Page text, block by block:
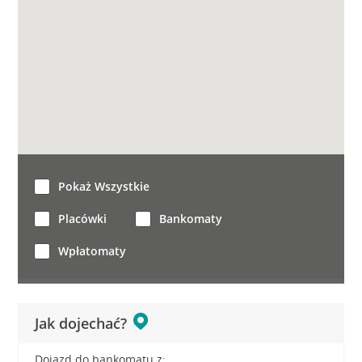
Jak dojechać?
Pokaż Wszystkie
Placówki Bankomaty
Wpłatomaty